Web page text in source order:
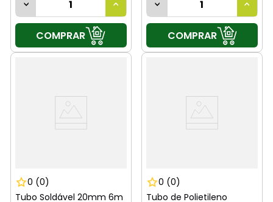
COMPRAR COMPRAR
0 (0)
Tubo Soldável 20mm 6m
0 (0)
Tubo de Polietileno